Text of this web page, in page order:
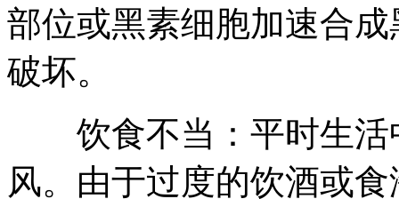
部位或黑素细胞加速合
破坏。
饮食不当：平时生活
风。由于过度的饮酒或